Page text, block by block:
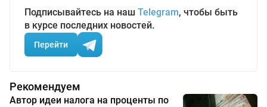
Подписывайтесь на наш Telegram, чтобы быть
в курсе последних новостей.
Перейти
Рекомендуем
Автор идеи налога на проценты по